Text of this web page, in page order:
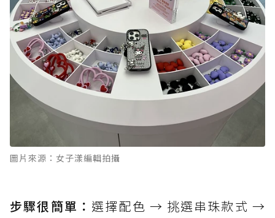
圖片來源：女子漾編輯拍攝
步驟很簡單： 選擇配色 → 挑選串珠款式 →